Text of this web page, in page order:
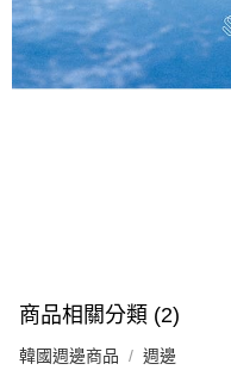
商品相關分類 (2)
韓國週邊商品 週邊